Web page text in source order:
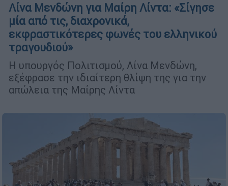
Λίνα Μενδώνη για Μαίρη Λίντα: «Σίγησε
μία από τις, διαχρονικά,
εκφραστικότερες φωνές του ελληνικού
τραγουδιού»
Η υπουργός Πολιτισμού, Λίνα Μενδώνη,
εξέφρασε την ιδιαίτερη θλίψη της για την
απώλεια της Μαίρης Λίντα